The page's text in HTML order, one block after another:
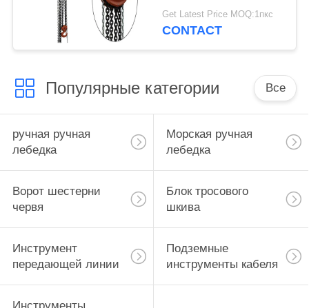
веревочки стального
провода
Get Latest Price MOQ:1пкс
CONTACT
Популярные категории Все
ручная ручная
лебедка
Морская ручная
лебедка
Ворот шестерни
червя
Блок тросового
шкива
Инструмент
передающей линии
Подземные
инструменты кабеля